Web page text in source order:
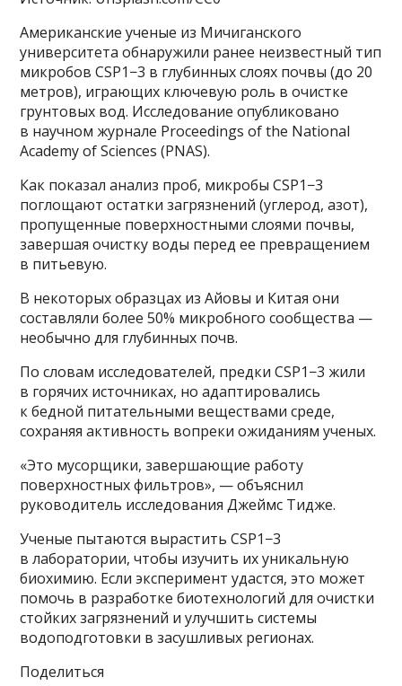
Американские ученые из Мичиганского
университета обнаружили ранее неизвестный тип
микробов CSP1−3 в глубинных слоях почвы (до 20
метров), играющих ключевую роль в очистке
грунтовых вод. Исследование опубликовано
в научном журнале Proceedings of the National
Academy of Sciences (PNAS).
Как показал анализ проб, микробы CSP1−3
поглощают остатки загрязнений (углерод, азот),
пропущенные поверхностными слоями почвы,
завершая очистку воды перед ее превращением
в питьевую.
В некоторых образцах из Айовы и Китая они
составляли более 50% микробного сообщества —
необычно для глубинных почв.
По словам исследователей, предки CSP1−3 жили
в горячих источниках, но адаптировались
к бедной питательными веществами среде,
сохраняя активность вопреки ожиданиям ученых.
«Это мусорщики, завершающие работу
поверхностных фильтров», — объяснил
руководитель исследования Джеймс Тидже.
Ученые пытаются вырастить CSP1−3
в лаборатории, чтобы изучить их уникальную
биохимию. Если эксперимент удастся, это может
помочь в разработке биотехнологий для очистки
стойких загрязнений и улучшить системы
водоподготовки в засушливых регионах.
Поделиться